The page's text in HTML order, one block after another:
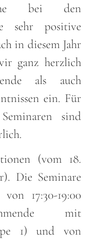
bei den
sehr positive
in diesem Jahr
ganz herzlich
als auch
ein. Für
sind
(vom 18.
Die Seminare
17:30-19:00
mit
1) und von